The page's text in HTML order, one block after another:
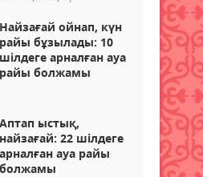
Найзағай ойнап, күн
райы бұзылады: 10
шілдеге арналған ауа
райы болжамы
Аптап ыстық,
найзағай: 22 шілдеге
арналған ауа райы
болжамы